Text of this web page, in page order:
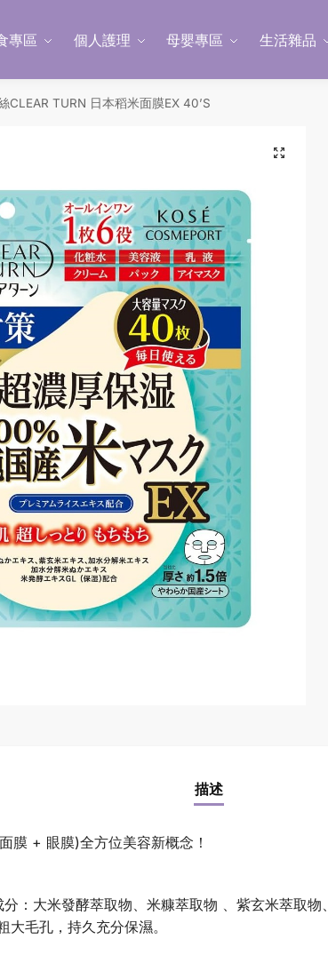
專區 個人護理 母嬰專區 生活雜品
CLEAR TURN 日本稻米面膜EX 40’S
描述
+ 眼膜)全方位美容新概念！
：大米發酵萃取物、米糠萃取物 、紫玄米萃取
毛孔，持久充分保濕。